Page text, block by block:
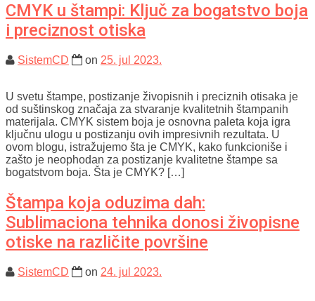
CMYK u štampi: Ključ za bogatstvo boja
i preciznost otiska
SistemCD on 25. jul 2023.
U svetu štampe, postizanje živopisnih i preciznih otisaka je
od suštinskog značaja za stvaranje kvalitetnih štampanih
materijala. CMYK sistem boja je osnovna paleta koja igra
ključnu ulogu u postizanju ovih impresivnih rezultata. U
ovom blogu, istražujemo šta je CMYK, kako funkcioniše i
zašto je neophodan za postizanje kvalitetne štampe sa
bogatstvom boja. Šta je CMYK? […]
Štampa koja oduzima dah:
Sublimaciona tehnika donosi živopisne
otiske na različite površine
SistemCD on 24. jul 2023.